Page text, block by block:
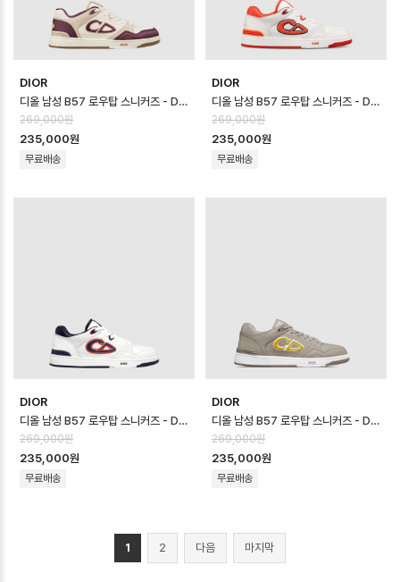
DIOR
디올 남성 B57 로우탑 스니커즈 - Dior Mens B57 Low Top Sneaker…
269,000원
235,000원
무료배송
DIOR
디올 남성 B57 로우탑 스니커즈 - Dior Mens B57 Low Top Sneaker…
269,000원
235,000원
무료배송
DIOR
디올 남성 B57 로우탑 스니커즈 - Dior Mens B57 Low Top Sneaker…
269,000원
235,000원
무료배송
DIOR
디올 남성 B57 로우탑 스니커즈 - Dior Mens B57 Low Top Sneaker…
269,000원
235,000원
무료배송
1 2 다음 마지막